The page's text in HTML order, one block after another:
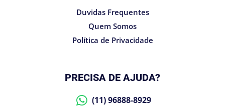
Duvidas Frequentes
Quem Somos
Política de Privacidade
PRECISA DE AJUDA?
(11) 96888-8929